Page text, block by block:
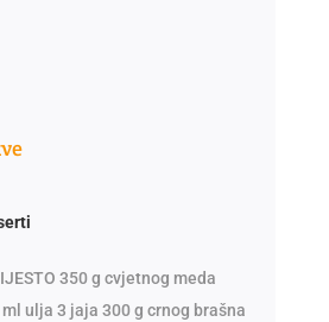
350 g cvjetnog meda
ml ulja 3 jaja 300 g crnog brašna